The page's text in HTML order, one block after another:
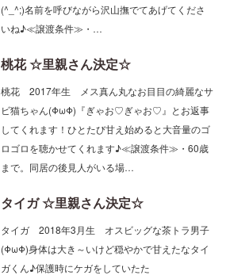
いね♪≪譲渡条件≫・…
桃花 2017年生 メス真ん丸なお目目の綺麗なサ
ビ猫ちゃん(ΦωΦ)『ぎゃお♡ぎゃお♡』とお返事
してくれます！ひとたび甘え始めると大音量のゴ
ロゴロを聴かせてくれます♪≪譲渡条件≫・60歳
まで。同居の後見人がいる場…
タイガ 2018年3月生 オスビッグな茶トラ男子
(ΦωΦ)身体は大き～いけど穏やかで甘えたなタイ
ガくん♪保護時にケガをしていたた
め、 左前足を切断して